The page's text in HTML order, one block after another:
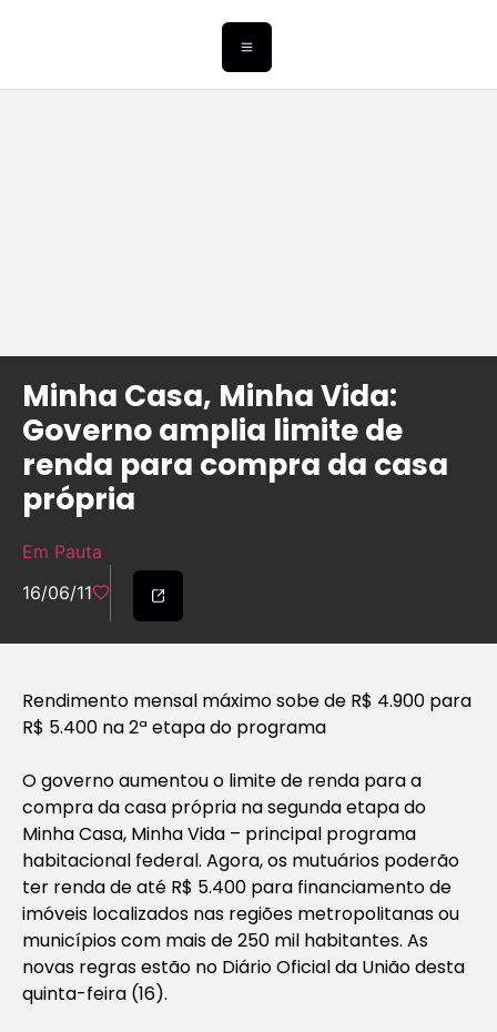
Minha Casa, Minha Vida:
Governo amplia limite de
renda para compra da casa
própria
Em Pauta
16/06/11
Rendimento mensal máximo sobe de R$ 4.900 para
R$ 5.400 na 2ª etapa do programa
O governo aumentou o limite de renda para a
compra da casa própria na segunda etapa do
Minha Casa, Minha Vida – principal programa
habitacional federal. Agora, os mutuários poderão
ter renda de até R$ 5.400 para financiamento de
imóveis localizados nas regiões metropolitanas ou
municípios com mais de 250 mil habitantes. As
novas regras estão no Diário Oficial da União desta
quinta-feira (16).